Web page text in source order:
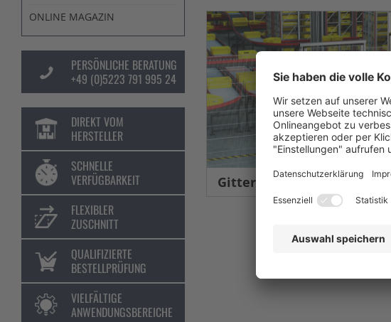
ONLINE MAGAZIN
PERSÖNLICHE BERATUNG
+49 (0)5223 791 995 24
DIREKT VOM
HERSTELLER
SCHNELLE
VERFÜGBARKEIT
FLEXIBLER
ZUSCHNITT
QUALIFIZIERTE
BESTELLPRÜFUNG
VIELFÄLTIGE
ANWENDUNGSBEREICHE
Gittertrennwand Lager & Logistik